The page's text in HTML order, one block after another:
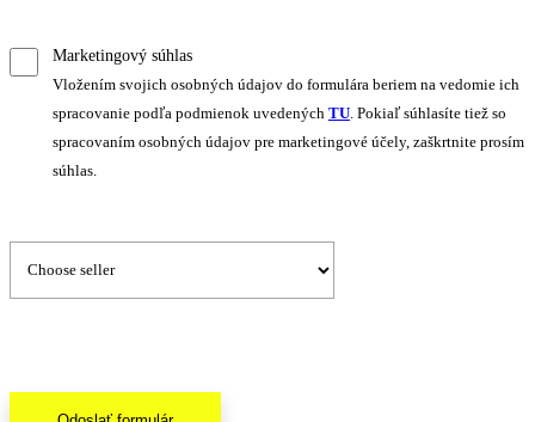
Marketingový súhlas
Vložením svojich osobných údajov do formulára beriem na vedomie ich
spracovanie podľa podmienok uvedených TU . Pokiaľ súhlasíte tiež so
spracovaním osobných údajov pre marketingové účely, zaškrtnite prosím
súhlas.